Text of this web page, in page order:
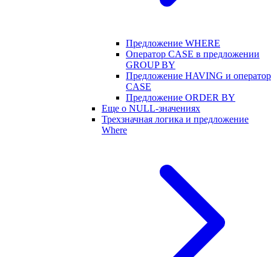
Предложение WHERE
Оператор CASE в предложении
GROUP BY
Предложение HAVING и оператор
CASE
Предложение ORDER BY
Еще о NULL-значениях
Трехзначная логика и предложение
Where